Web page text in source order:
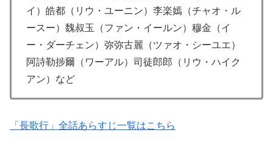
イ）皓都（リウ・ユーニン）李楽嫣（チャオ・ル
ースー）魏叔玉（ファン・イールン）穆金（イ
ー・ダーチェン）弥弥古麗（ツァオ・シーユエ）
阿詩勒捗爾（ワーアル）司徒郎郎（リウ・ハイク
アン）など
「長歌行」全話あらすじ一覧はこちら